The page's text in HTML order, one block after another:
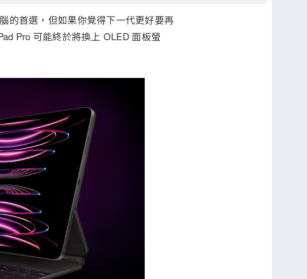
的首選，但如果你覺得下一代更好要再
Pro 可能終於將換上 OLED 面板螢